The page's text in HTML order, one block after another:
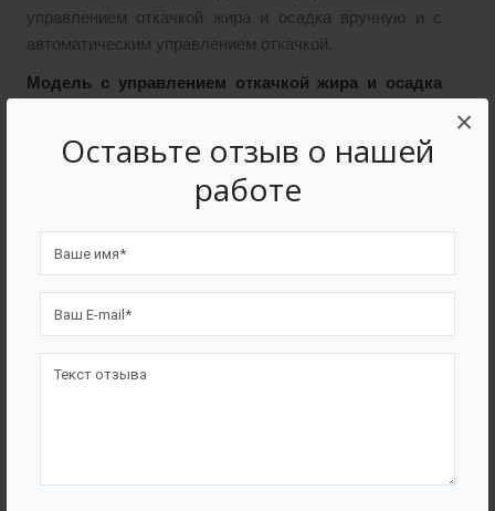
Оставьте отзыв о нашей
работе
×
управлением откачкой жира и осадка вручную и с
автоматическим управлением откачкой.
Модель с управлением откачкой жира и осадка
Корпус сварной из полиэтилена высокой
Патрубки входа и выхода обеспечивают
На корпусе предусмотрена возможность